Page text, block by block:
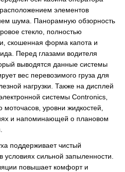
элементов
шума. Панорамную обзорность
стекло, полностью
скошенная форма капота и
Перед глазами водителя
выводятся данные системы
вес перевозимого груза для
нагрузки. Также на дисплей
системы Contronics,
уровни жидкостей,
и напоминающей о плановом
поддерживает чистый
сильной запыленности.
повышает комфорт и